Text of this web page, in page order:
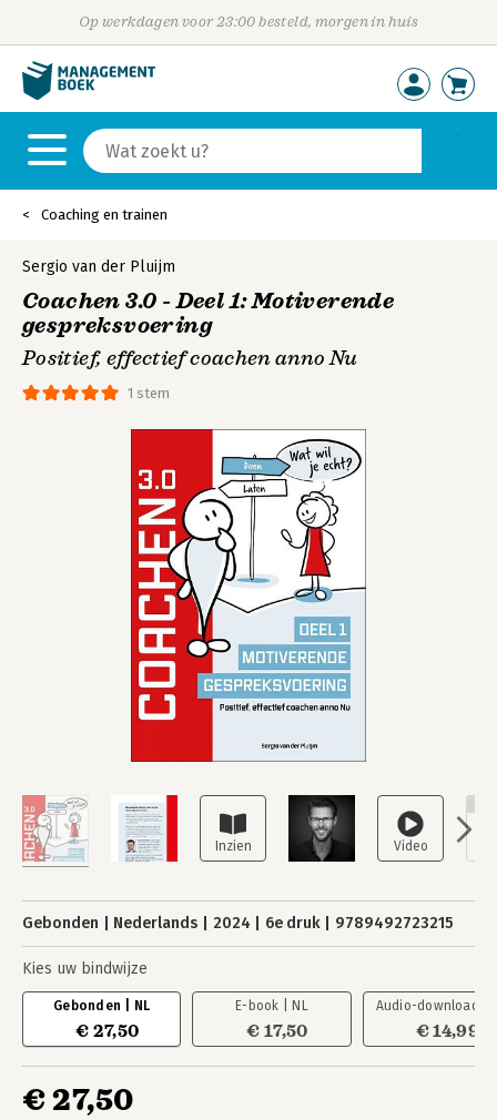
Op werkdagen voor 23:00 besteld, morgen in huis
Coaching en trainen
1 stem
Sergio van der Pluijm
Coachen 3.0 - Deel 1: Motiverende
gespreksvoering
Positief, effectief coachen anno Nu
Gebonden Nederlands 2024 6e druk 9789492723215
Kies uw bindwijze
Gebonden | NL
€ 27,50
E-book | NL
€ 17,50
Audio-download |
€ 14,99
€ 27,50